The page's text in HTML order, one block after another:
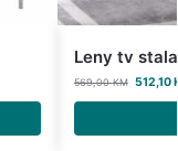
Leny tv
569,00KM 512,10